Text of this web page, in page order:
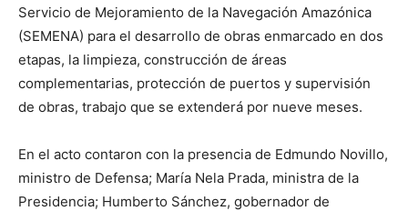
Servicio de Mejoramiento de la Navegación Amazónica
(SEMENA) para el desarrollo de obras enmarcado en dos
etapas, la limpieza, construcción de áreas
complementarias, protección de puertos y supervisión
de obras, trabajo que se extenderá por nueve meses.
En el acto contaron con la presencia de Edmundo Novillo,
ministro de Defensa; María Nela Prada, ministra de la
Presidencia; Humberto Sánchez, gobernador de